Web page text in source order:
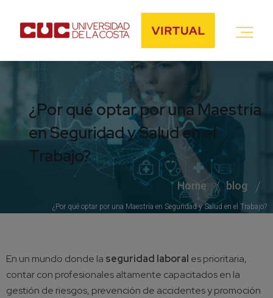
¿Por qué optar por una Maestría
en Seguridad y Salud en el
Trabajo?
Home blog
¿Por qué optar por una Maestría en Seguridad y Salud en el Trabajo?
En un mundo donde la seguridad laboral es prioritaria,
contar con profesionales altamente capacitados en la
gestión de riesgos, prevención de accidentes y promoción